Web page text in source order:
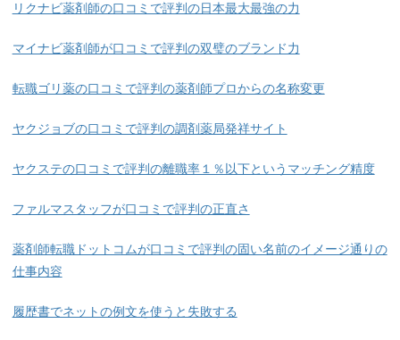
リクナビ薬剤師の口コミで評判の日本最大最強の力
マイナビ薬剤師が口コミで評判の双璧のブランド力
転職ゴリ薬の口コミで評判の薬剤師プロからの名称変更
ヤクジョブの口コミで評判の調剤薬局発祥サイト
ヤクステの口コミで評判の離職率１％以下というマッチング精度
ファルマスタッフが口コミで評判の正直さ
薬剤師転職ドットコムが口コミで評判の固い名前のイメージ通りの
仕事内容
履歴書でネットの例文を使うと失敗する